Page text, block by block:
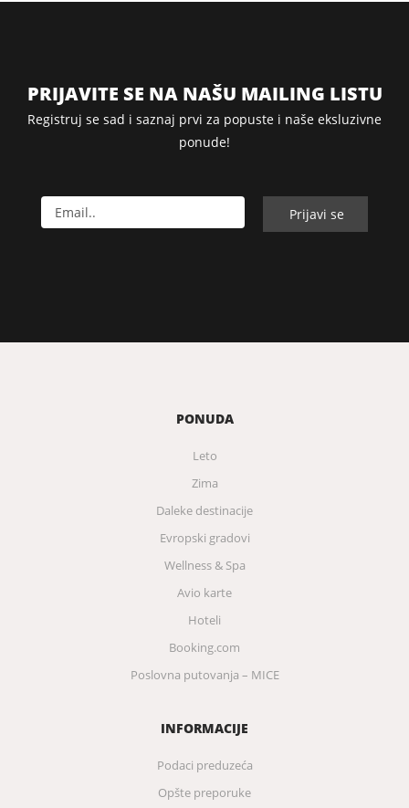
PRIJAVITE SE NA NAŠU MAILING LISTU
Registruj se sad i saznaj prvi za popuste i naše eksluzivne
ponude!
PONUDA
Leto
Zima
Daleke destinacije
Evropski gradovi
Wellness & Spa
Avio karte
Hoteli
Booking.com
Poslovna putovanja – MICE
INFORMACIJE
Podaci preduzeća
Opšte preporuke